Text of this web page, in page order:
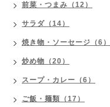
前菜・つまみ（12）
サラダ（14）
焼き物・ソーセージ（6）
炒め物（20）
スープ・カレー（6）
ご飯・麺類（17）